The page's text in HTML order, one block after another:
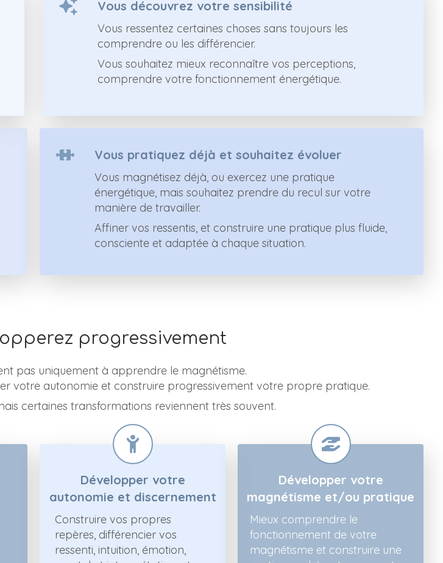
Vous découvrez votre sensibilité
Vous ressentez certaines choses sans toujours les
comprendre ou les différencier.
Vous souhaitez mieux reconnaître vos perceptions,
comprendre votre fonctionnement énergétique.
Vous pratiquez déjà et souhaitez évoluer
Vous magnétisez déjà, ou exercez une pratique
énergétique, mais souhaitez prendre du recul sur votre
manière de travailler.
Affiner vos ressentis, et construire une pratique plus fluide,
consciente et adaptée à chaque situation.
progressivement
pas uniquement à apprendre le magnétisme.
votre autonomie et construire progressivement votre propre pratique.
certaines transformations reviennent très souvent.
Développer votre
autonomie et discernement
Construire vos propres
repères, différencier vos
ressenti, intuition, émotion,
Développer votre
magnétisme et/ou pratique
Mieux comprendre le
fonctionnement de votre
magnétisme et construire une